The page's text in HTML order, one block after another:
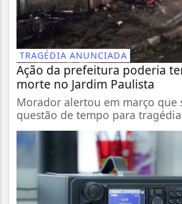
TRAGÉDIA ANUNCIADA
Ação da prefeitura poderia
morte no Jardim Paulista
Morador alertou em março que
questão de tempo para tragédia